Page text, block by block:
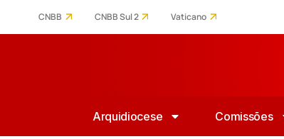
CNBB CNBB Sul 2 Vaticano
Arquidiocese Comissões